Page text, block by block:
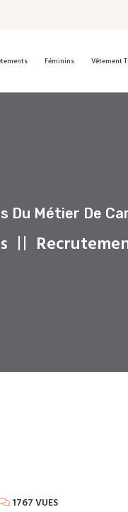
Féminins Vêtement
Du Métier De
1767 VUES